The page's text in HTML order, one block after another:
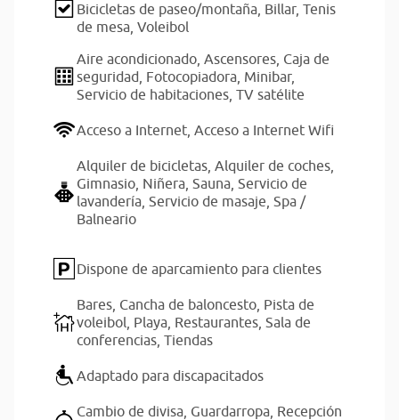
Bicicletas de paseo/montaña, Billar, Tenis
de mesa, Voleibol
Aire acondicionado, Ascensores, Caja de
seguridad, Fotocopiadora, Minibar,
Servicio de habitaciones, TV satélite
Acceso a Internet, Acceso a Internet Wifi
Alquiler de bicicletas, Alquiler de coches,
Gimnasio, Niñera, Sauna, Servicio de
lavandería, Servicio de masaje, Spa /
Balneario
Dispone de aparcamiento para clientes
Bares, Cancha de baloncesto, Pista de
voleibol, Playa, Restaurantes, Sala de
conferencias, Tiendas
Adaptado para discapacitados
Cambio de divisa, Guardarropa, Recepción